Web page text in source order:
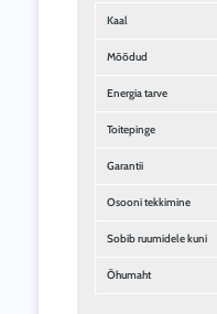
Kaal
Mõõdud
Energia tarve
Toitepinge
Garantii
Osooni tekkimine
Sobib ruumidele kuni
Õhumaht